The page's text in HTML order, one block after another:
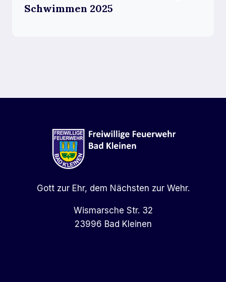
Schwimmen 2025
Gott zur Ehr, dem Nächsten zur Wehr.
Wismarsche Str. 32
23996 Bad Kleinen